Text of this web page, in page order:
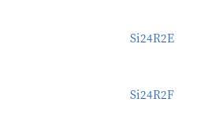
Si24R2E
Si24R2F